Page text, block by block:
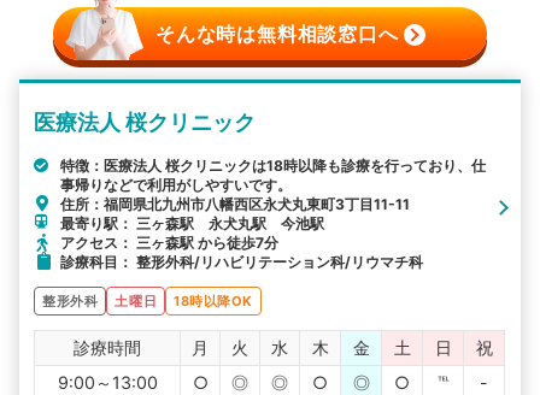
そんな時は無料相談窓口へ
医療法人 桜クリニック
特徴：医療法人 桜クリニックは18時以降も診療を行っており、仕
事帰りなどで利用がしやすいです。
住所：福岡県北九州市八幡西区永犬丸東町3丁目11-11
最寄り駅： 三ヶ森駅 永犬丸駅 今池駅
アクセス： 三ヶ森駅 から徒歩7分
診療科目： 整形外科/リハビリテーション科/リウマチ科
整形外科 土曜日 18時以降OK
診療時間 月 火 水 木 金 土 日
祝
9:00～13:00
○ ◎ ◎ ○ ◎ ○ ℡ -